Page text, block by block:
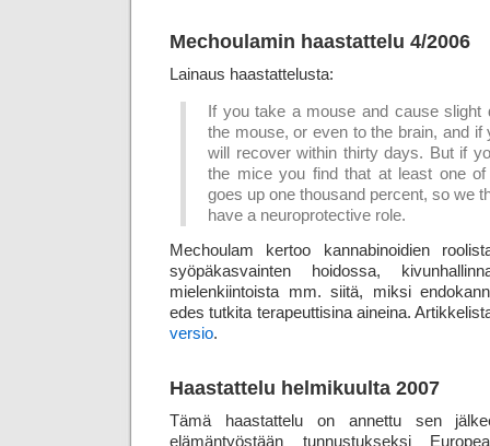
Mechoulamin haastattelu 4/2006
Lainaus haastattelusta:
If you take a mouse and cause slight
the mouse, or even to the brain, and if
will recover within thirty days. But if
the mice you find that at least one of
goes up one thousand percent, so we
have a neuroprotective role.
Mechoulam kertoo kannabinoidien
syöpäkasvainten hoidossa,
mielenkiintoista mm. siitä, miksi
edes tutkita terapeuttisina aineina.
versio.
Haastattelu helmikuulta 2007
Tämä haastattelu on annettu sen
elämäntyöstään tunnustukseksi